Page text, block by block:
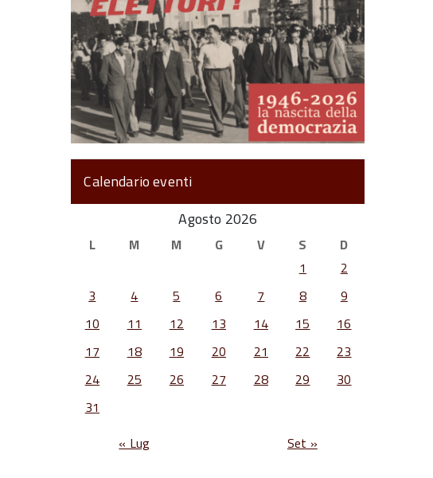
Calendario eventi
Agosto 2026
L M M G V S
D
1
2
3
4 5 6 7 8
9
10
11 12 13 14 15
16
17
18 19 20 21 22
23
24
25 26 27 28 29
30
31
« Lug
Set »